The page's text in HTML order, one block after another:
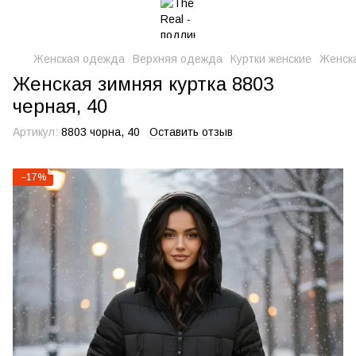
Женская одежда Верхняя одежда Куртки женские
Женская зимняя куртка 8803
черная, 40
Артикул: 8803 чорна, 40 Оставить отзыв
−17%